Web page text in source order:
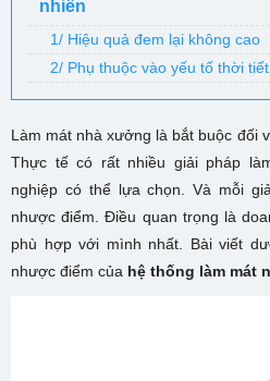
nhiên
1/ Hiệu quả đem lại không cao
2/ Phụ thuộc vào yếu tố thời
Làm mát nhà xưởng là bắt buộc đối
Thực tế có rất nhiều giải pháp
nghiệp có thể lựa chọn. Và mỗi
nhược điểm. Điều quan trọng là
phù hợp với mình nhất. Bài viết
nhược điểm của hệ thống làm mát